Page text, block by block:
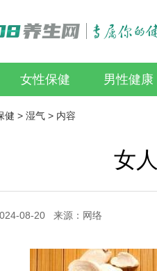
女性保健 男性健康
健 > 湿气 > 内容
女
08-20 来源：网络